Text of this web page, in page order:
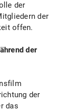
der
der
offen.
der
der
das